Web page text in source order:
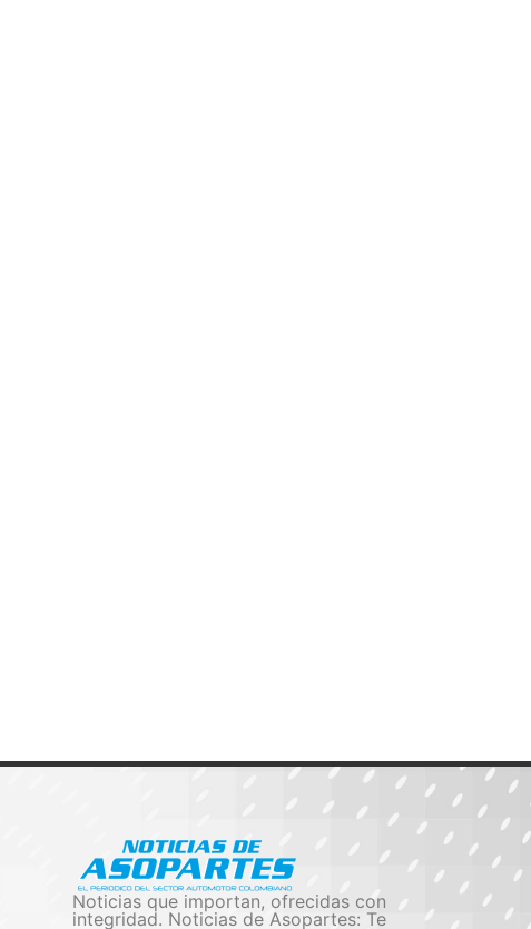
Noticias que importan, ofrecidas con
integridad. Noticias de Asopartes: Te